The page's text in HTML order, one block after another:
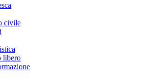
civile
libero